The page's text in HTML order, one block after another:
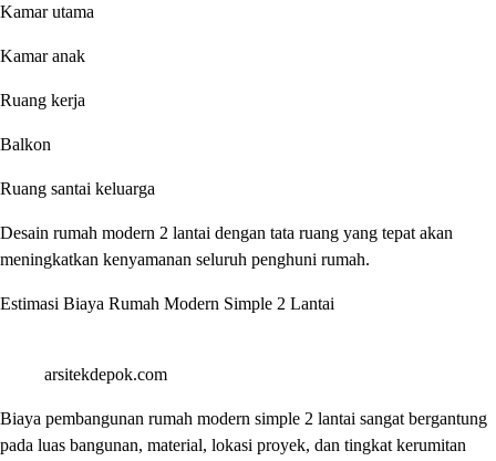
Kamar utama
Kamar anak
Ruang kerja
Balkon
Ruang santai keluarga
Desain rumah modern 2 lantai dengan tata ruang yang tepat akan
meningkatkan kenyamanan seluruh penghuni rumah.
Estimasi Biaya Rumah Modern Simple 2 Lantai
arsitekdepok.com
Biaya pembangunan rumah modern simple 2 lantai sangat bergantung
pada luas bangunan, material, lokasi proyek, dan tingkat kerumitan